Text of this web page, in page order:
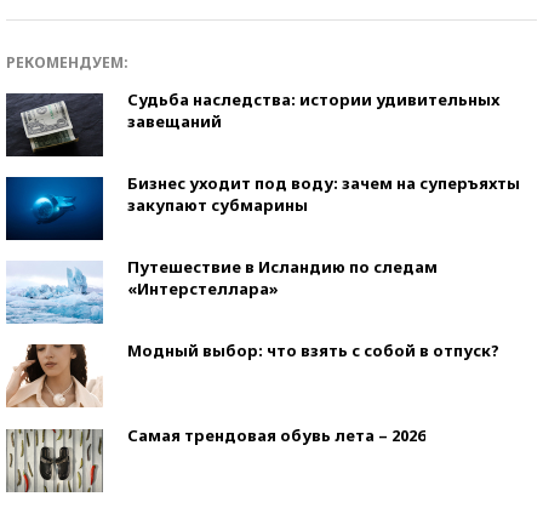
РЕКОМЕНДУЕМ:
Судьба наследства: истории удивительных
завещаний
Бизнес уходит под воду: зачем на суперъяхты
закупают субмарины
Путешествие в Исландию по следам
«Интерстеллара»
Модный выбор: что взять с собой в отпуск?
Самая трендовая обувь лета – 2026